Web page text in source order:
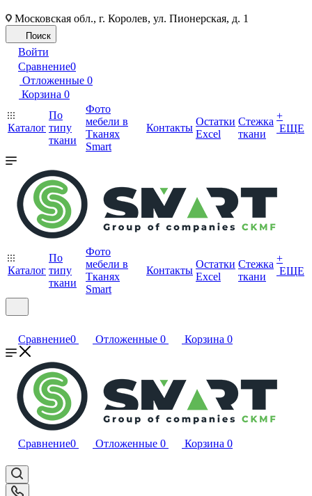
Московская обл., г. Королев, ул. Пионерская, д. 1
Поиск
Войти
Сравнение0
Отложенные 0
Корзина 0
Каталог
По
типу
ткани
Фото
мебели в
Тканях
Smart
Контакты
Остатки
Excel
Стежка
ткани
+
ЕЩЕ
Каталог
По
типу
ткани
Фото
мебели в
Тканях
Smart
Контакты
Остатки
Excel
Стежка
ткани
+
ЕЩЕ
Сравнение0 Отложенные 0 Корзина 0
Сравнение0 Отложенные 0 Корзина 0